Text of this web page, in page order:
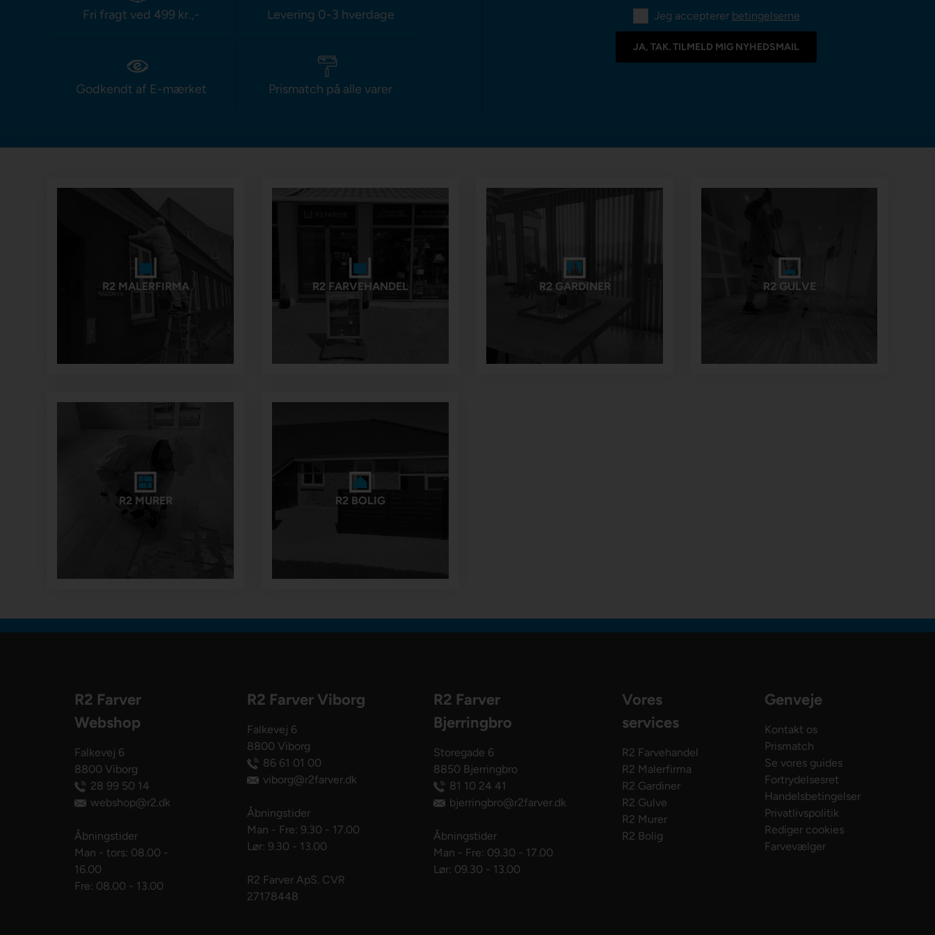
Fri fragt ved 499 kr.,- Levering 0-3 hverdage
Godkendt af E-mærket Prismatch på alle varer
Jeg accepterer betingelserne
R2 MALERFIRMA R2 FARVEHANDEL R2 GARDINER R2 GULVE
R2 MURER R2 BOLIG
R2 Farver
Webshop
Falkevej 6
8800 Viborg
28 99 50 14
webshop@r2.dk
Åbningstider
Man - tors: 08.00 -
16.00
Fre: 08.00 - 13.00
R2 Farver Viborg
Falkevej 6
8800 Viborg
86 61 01 00
viborg@r2farver.dk
Åbningstider
Man - Fre: 9.30 - 17.00
Lør: 9.30 - 13.00
R2 Farver ApS. CVR
27178448
R2 Farver
Bjerringbro
Storegade 6
8850 Bjerringbro
81 10 24 41
bjerringbro@r2farver.dk
Åbningstider
Man - Fre: 09.30 - 17.00
Lør: 09.30 - 13.00
Vores
services
R2 Farvehandel
R2 Malerfirma
R2 Gardiner
R2 Gulve
R2 Murer
R2 Bolig
Genveje
Kontakt os
Prismatch
Se vores guides
Fortrydelsesret
Handelsbetingelser
Privatlivspolitik
Rediger cookies
Farvevælger